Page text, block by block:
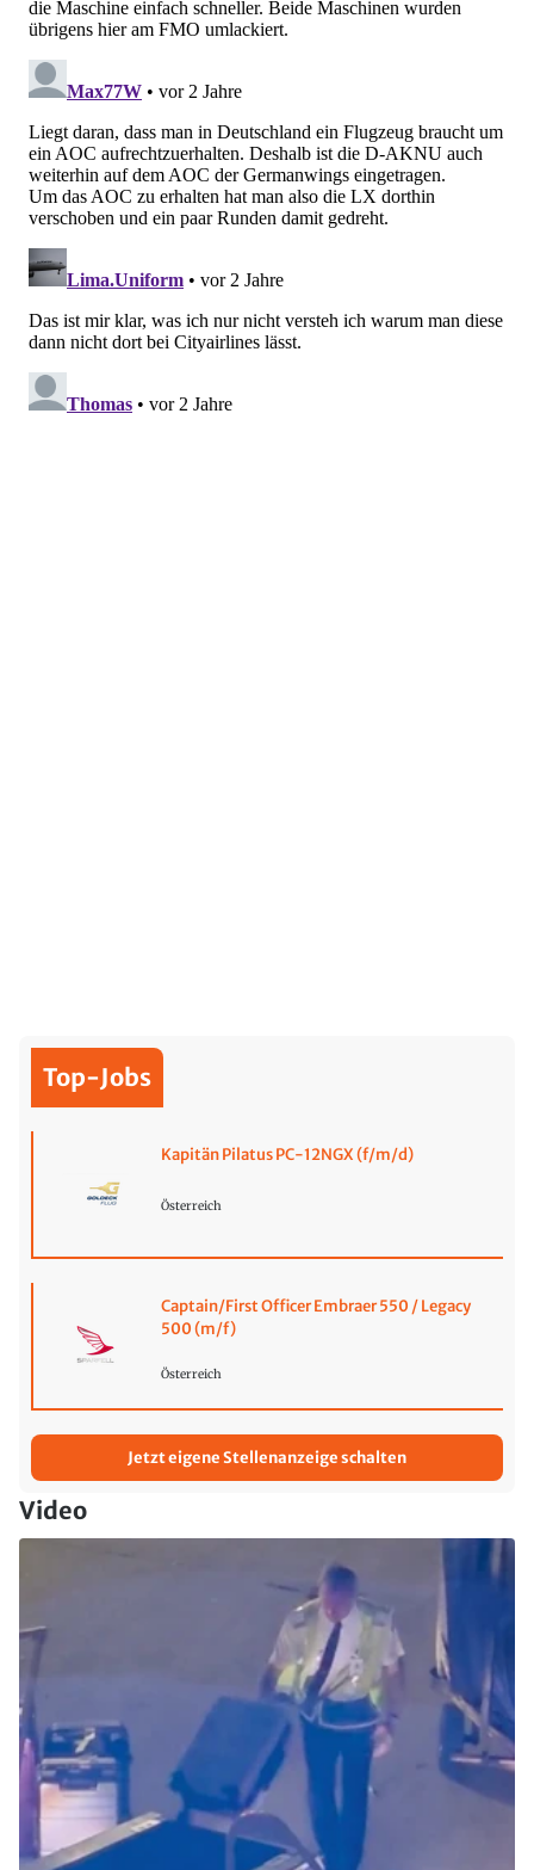
Top-Jobs
Kapitän Pilatus PC-12NGX (f/m/d)
Österreich
Captain/First Officer Embraer 550 / Legacy
500 (m/f)
Österreich
Jetzt eigene Stellenanzeige schalten
Video